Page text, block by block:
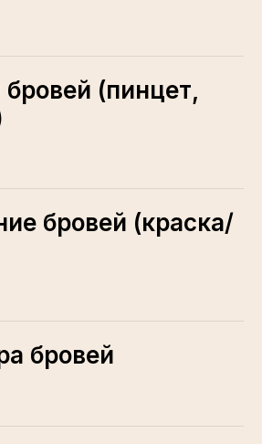
(пинцет,
бровей (краска/
бровей